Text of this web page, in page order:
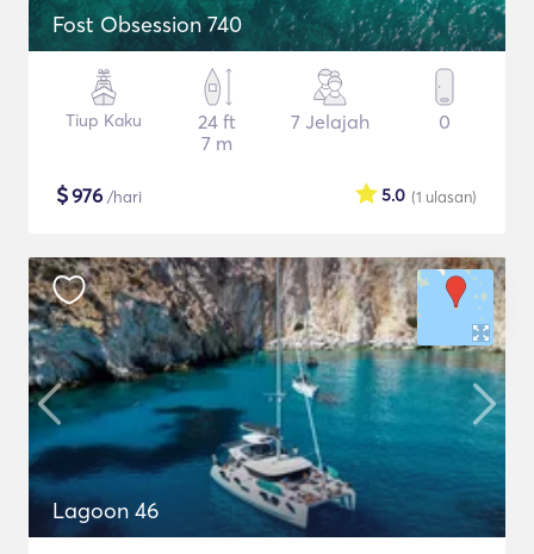
Fost Obsession 740
Tiup Kaku
24 ft
7 m
7 Jelajah 0
$976 /hari (1 ulasan)
5.0
Lagoon 46